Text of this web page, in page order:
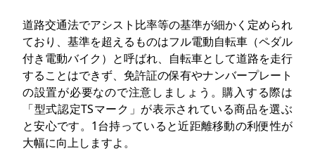
道路交通法でアシスト比率等の基準が細かく定められ
ており、基準を超えるものはフル電動自転車（ペダル
付き電動バイク）と呼ばれ、自転車として道路を走行
することはできず、免許証の保有やナンバープレート
の設置が必要なので注意しましょう。購入する際は
「型式認定TSマーク」が表示されている商品を選ぶ
と安心です。1台持っていると近距離移動の利便性が
大幅に向上しますよ。